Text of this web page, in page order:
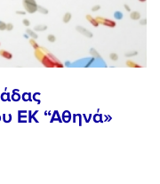
ΕΚ “Αθηνά»